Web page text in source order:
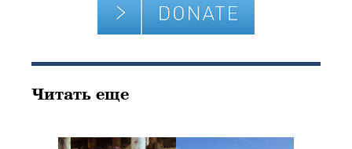
Читать еще